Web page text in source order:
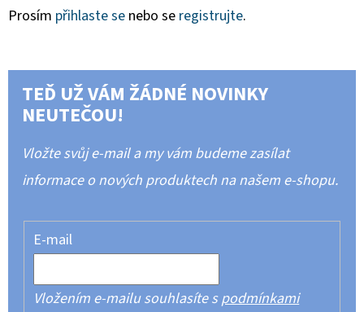
Prosím přihlaste se nebo se registrujte.
TEĎ UŽ VÁM ŽÁDNÉ NOVINKY
NEUTEČOU!
Vložte svůj e-mail a my vám budeme zasílat
informace o nových produktech na našem e-shopu.
E-mail
Vložením e-mailu souhlasíte spodmínkami